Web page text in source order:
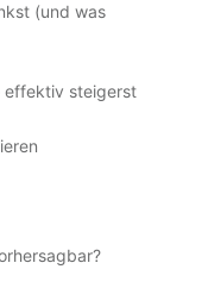
(und was
effektiv steigerst